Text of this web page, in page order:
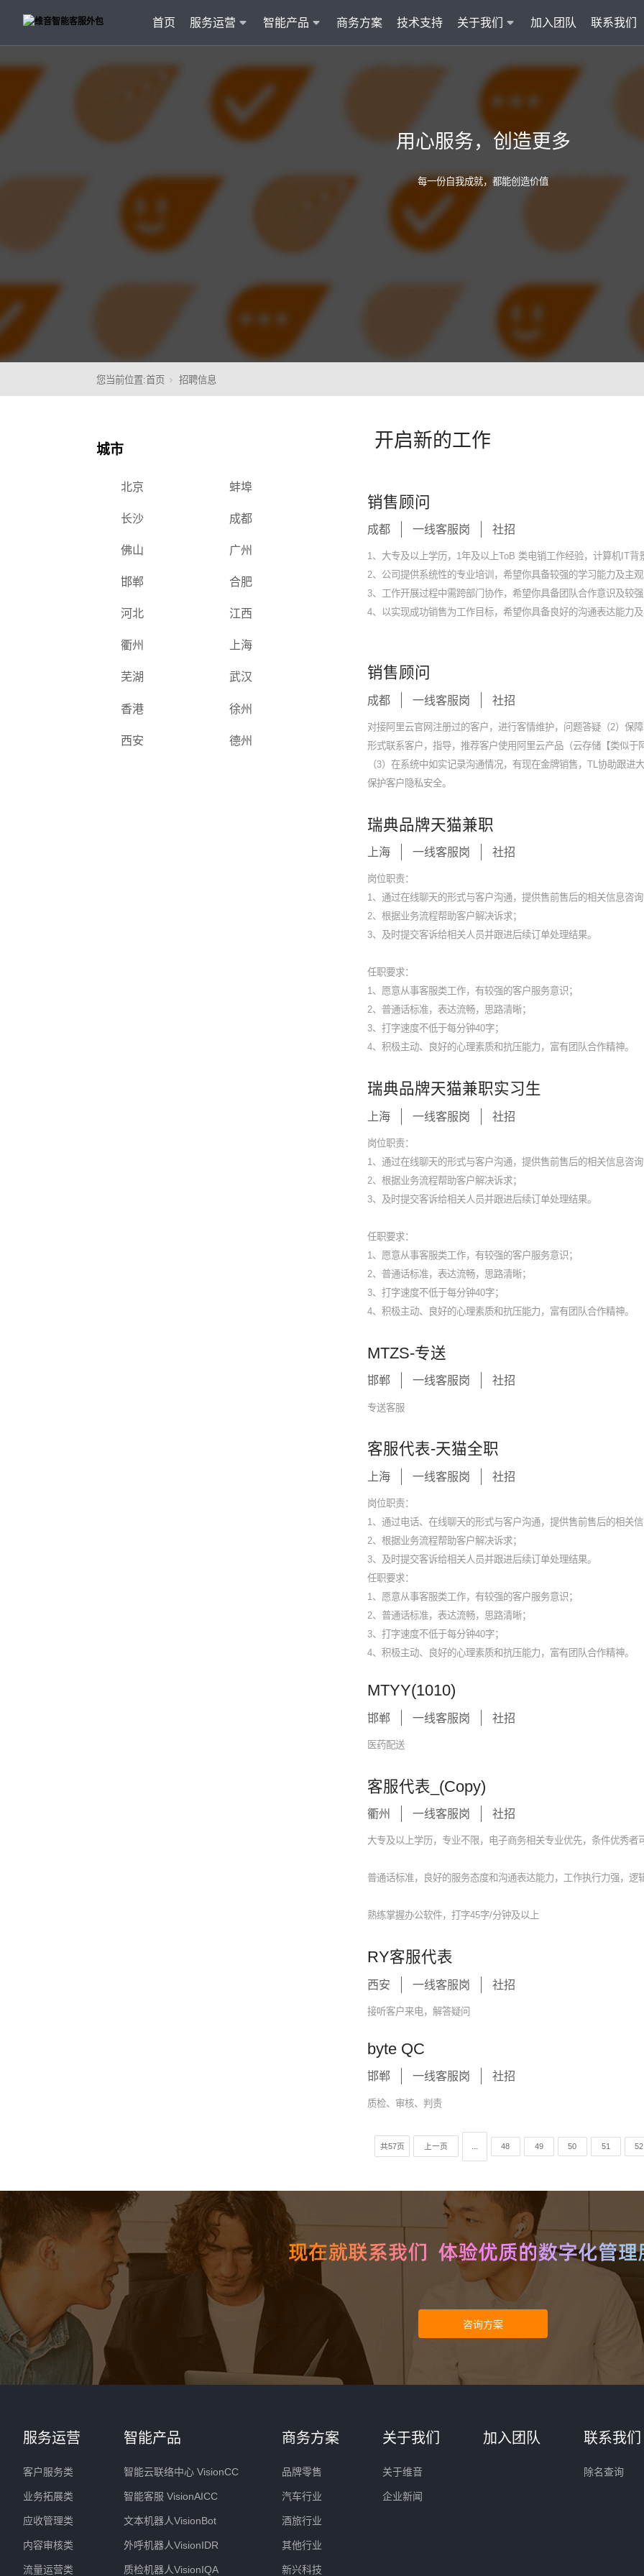
首页 服务运营 智能产品 商务方案 技术支持 关于我们 加入团队 联系我们
维音产品矩阵
· 专属技术顾问进行1对1服务
客户服务
AI知识助手
营销自动化
批量营销发送，提升获客转化
多模态客服
智能交互升级，轻松理解声图文
智能管理
智能排班
集成8种AI技术，快速对接企业系统
语音合成 TTS
即开即用，输入文本立得语音
声纹识别VPR
智能身份识别，保障系统安全
图像描述 IC
深度理解
用心服务，创造更多
每一份自我成就，都能创造价值
您当前位置:首页 招聘信息
城市
北京 蚌埠
长沙 成都
佛山 广州
邯郸 合肥
河北 江西
衢州 上海
芜湖 武汉
香港 徐州
西安 德州
开启新的工作
销售顾问
成都 一线客服岗 社招
1、大专及以上学历，1年及以上ToB 类电销工作经验，计算机IT背
2、公司提供系统性的专业培训，希望你具备较强的学习能力及主
3、工作开展过程中需跨部门协作，希望你具备团队合作意识及较
4、以实现成功销售为工作目标，希望你具备良好的沟通表达能力
销售顾问
成都 一线客服岗 社招
对接阿里云官网注册过的客户，进行客情维护，问题答疑（2）保
形式联系客户，指导，推荐客户使用阿里云产品（云存储【类似
（3）在系统中如实记录沟通情况，有现在金牌销售，TL协助跟
保护客户隐私安全。
瑞典品牌天猫兼职
上海 一线客服岗 社招
岗位职责：
1、通过在线聊天的形式与客户沟通，提供售前售后的相关信息咨
2、根据业务流程帮助客户解决诉求；
3、及时提交客诉给相关人员并跟进后续订单处理结果。
任职要求：
1、愿意从事客服类工作，有较强的客户服务意识；
2、普通话标准，表达流畅，思路清晰；
3、打字速度不低于每分钟40字；
4、积极主动、良好的心理素质和抗压能力，富有团队合作精神。
瑞典品牌天猫兼职实习生
上海 一线客服岗 社招
岗位职责：
1、通过在线聊天的形式与客户沟通，提供售前售后的相关信息咨
2、根据业务流程帮助客户解决诉求；
3、及时提交客诉给相关人员并跟进后续订单处理结果。
任职要求：
1、愿意从事客服类工作，有较强的客户服务意识；
2、普通话标准，表达流畅，思路清晰；
3、打字速度不低于每分钟40字；
4、积极主动、良好的心理素质和抗压能力，富有团队合作精神。
MTZS-专送
邯郸 一线客服岗 社招
专送客服
客服代表-天猫全职
上海 一线客服岗 社招
岗位职责：
1、通过电话、在线聊天的形式与客户沟通，提供售前售后的相关
2、根据业务流程帮助客户解决诉求；
3、及时提交客诉给相关人员并跟进后续订单处理结果。
任职要求：
1、愿意从事客服类工作，有较强的客户服务意识；
2、普通话标准，表达流畅，思路清晰；
3、打字速度不低于每分钟40字；
4、积极主动、良好的心理素质和抗压能力，富有团队合作精神。
MTYY(1010)
邯郸 一线客服岗 社招
医药配送
客服代表_(Copy)
衢州 一线客服岗 社招
大专及以上学历，专业不限，电子商务相关专业优先，条件优秀者
普通话标准，良好的服务态度和沟通表达能力，工作执行力强，逻
熟练掌握办公软件，打字45字/分钟及以上
RY客服代表
西安 一线客服岗 社招
接听客户来电，解答疑问
byte QC
邯郸 一线客服岗 社招
质检、审核、判责
共57页 上一页 ... 48 49 50 51 52
服务运营
客户服务类
业务拓展类
应收管理类
内容审核类
流量运营类
智能产品
智能云联络中心 VisionCC
智能客服 VisionAICC
文本机器人VisionBot
外呼机器人VisionIDR
质检机器人VisionIQA
商务方案
品牌零售
汽车行业
酒旅行业
其他行业
新兴科技
关于我们
关于维音
企业新闻
加入团队 联系我们
除名查询